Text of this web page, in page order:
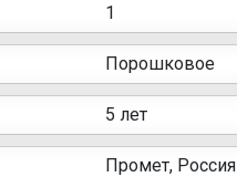
1
Порошковое
5 лет
Промет, Россия